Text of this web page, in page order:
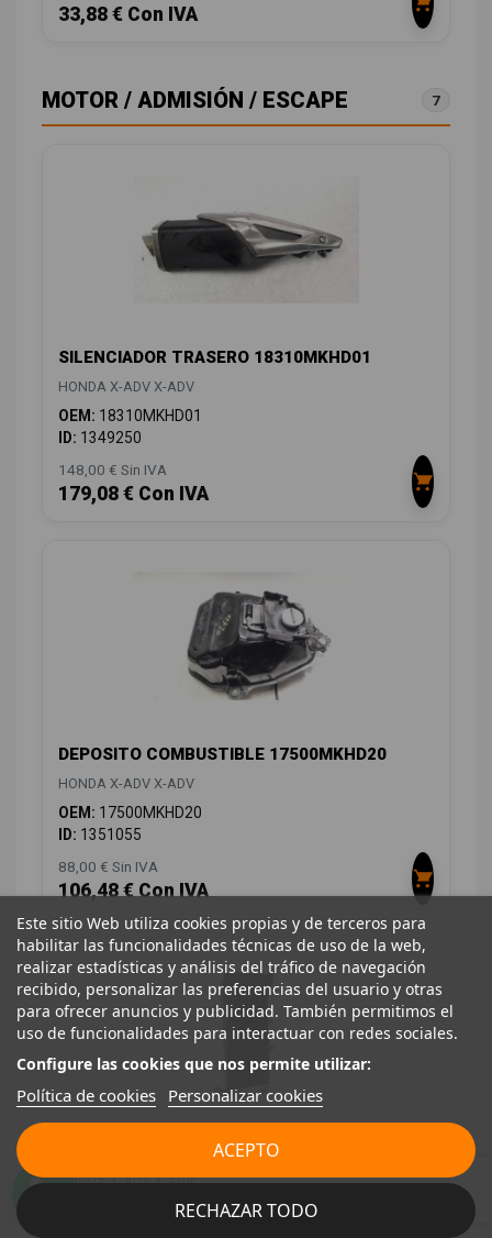
33,88 € Con IVA
MOTOR / ADMISIÓN / ESCAPE 7
SILENCIADOR TRASERO 18310MKHD01
HONDA X-ADV X-ADV
OEM: 18310MKHD01
ID: 1349250
148,00 € Sin IVA
179,08 € Con IVA
DEPOSITO COMBUSTIBLE 17500MKHD20
HONDA X-ADV X-ADV
OEM: 17500MKHD20
ID: 1351055
88,00 € Sin IVA
106,48 € Con IVA
RADIADOR AGUA 19010MKHD01
HONDA X-ADV X-ADV
19010MKHD01
Este sitio Web utiliza cookies propias y de terceros para
habilitar las funcionalidades técnicas de uso de la web,
realizar estadísticas y análisis del tráfico de navegación
recibido, personalizar las preferencias del usuario y otras
para ofrecer anuncios y publicidad. También permitimos el
uso de funcionalidades para interactuar con redes sociales.
Configure las cookies que nos permite utilizar:
Política de cookies Personalizar cookies
RECHAZAR TODO
ACEPTO